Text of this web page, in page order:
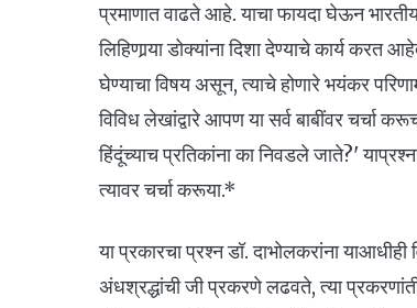
प्रमाणात वाढते आहे. याचा फायदा घेऊन
लिहिणार्‍या डोक्यांना दिशा देण्याचे कार्य करत
घेण्याचा विषय असून, त्याचे होणारे भयंकर
विविध लेखांद्वारे आपण या सर्व बाबींवर चर्चा
हिंदूंच्याच प्रतिकांना का निवडले जाते?'
त्यावर चर्चा करूया.*
या प्रकारचा प्रश्न डॉ. दाभोलकरांना
अंधश्रद्धांची जी प्रकरणे लढवते, त्या